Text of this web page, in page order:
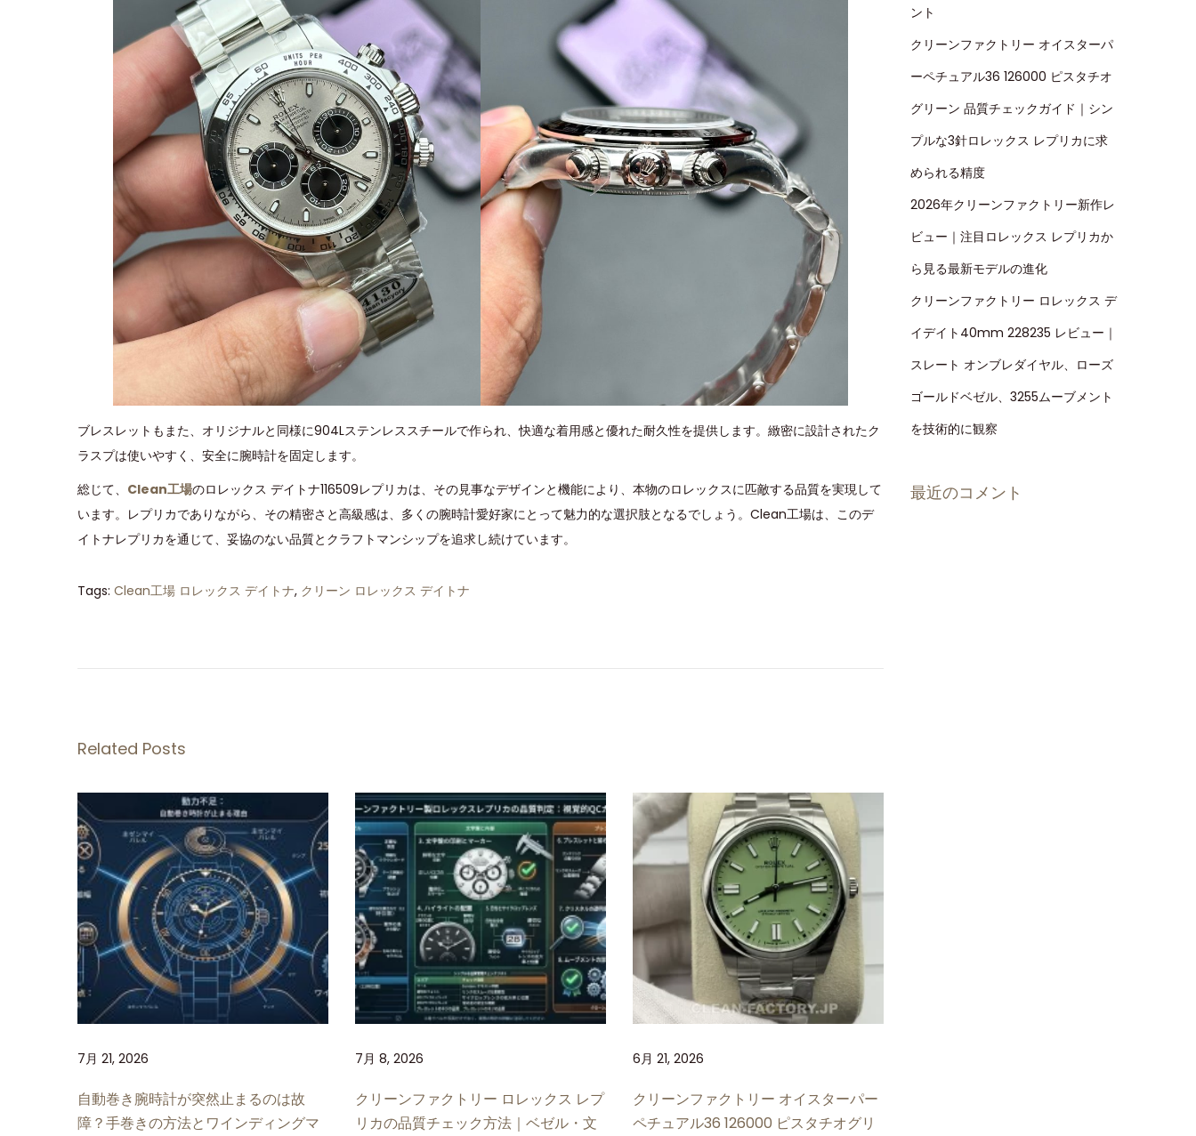
ブレスレットもまた、オリジナルと同様に904Lステンレススチールで作られ、快適な着用感と優れた耐久性を提供します。緻密に設計されたク
ラスプは使いやすく、安全に腕時計を固定します。
総じて、 Clean工場のロレックス デイトナ116509レプリカは、その見事なデザインと機能により、本物のロレックスに匹敵する品質を実現して
います。レプリカでありながら、その精密さと高級感は、多くの腕時計愛好家にとって魅力的な選択肢となるでしょう。Clean工場は、このデ
イトナレプリカを通じて、妥協のない品質とクラフトマンシップを追求し続けています。
Tags: Clean工場 ロレックス デイトナ, クリーン ロレックス デイトナ
工
製
ロ
レ
ッ
ク
ス
デ
イ
ト
ナ
グ
レ
ー
Related Posts
7月 21, 2026
自動巻き腕時計が突然止まるのは故
障？手巻きの方法とワインディングマ
7月 8, 2026
クリーンファクトリー ロレックス レプ
リカの品質チェック方法｜ベゼル・文
6月 21, 2026
クリーンファクトリー オイスターパー
ペチュアル36 126000 ピスタチオグリ
ント
クリーンファクトリー オイスターパ
ーペチュアル36 126000 ピスタチオ
グリーン 品質チェックガイド｜シン
プルな3針ロレックス レプリカに求
められる精度
2026年クリーンファクトリー新作レ
ビュー｜注目ロレックス レプリカか
ら見る最新モデルの進化
クリーンファクトリー ロレックス デ
イデイト40mm 228235 レビュー｜
スレート オンブレダイヤル、ローズ
ゴールドベゼル、3255ムーブメント
を技術的に観察
最近のコメント